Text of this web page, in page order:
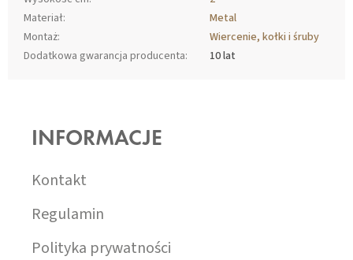
Materiał:
Metal
Montaż:
Wiercenie, kołki i śruby
Dodatkowa gwarancja producenta:
10 lat
INFORMACJE
Kontakt
Regulamin
Polityka prywatności